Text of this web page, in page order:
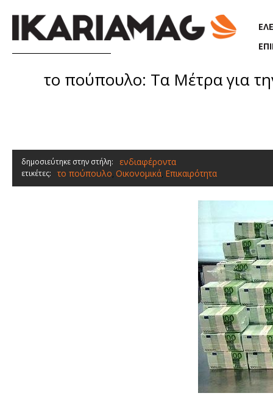
το πούπουλο: Τα Μέτρα για
δημοσιεύτηκε στην στήλη: ενδιαφέροντα
ετικέτες: το πούπουλο, Οικονομικά, Επικαιρότητα